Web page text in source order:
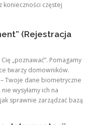
konieczności częstej
(Rejestracja
„poznawać”. Pomagamy
twarzy domowników.
Twoje dane biometryczne
wysyłamy ich na
sprawnie zarządzać bazą